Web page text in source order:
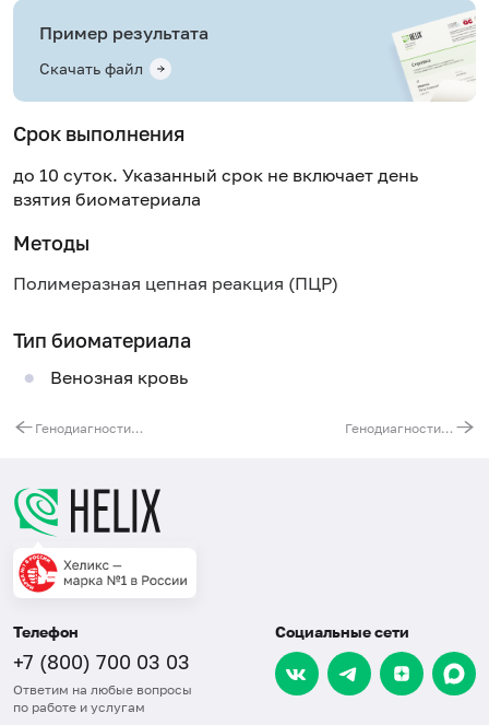
Пример результата
Скачать файл
Срок выполнения
до 10 суток. Указанный срок не включает день
взятия биоматериала
Методы
Полимеразная цепная реакция (ПЦР)
Тип биоматериала
Венозная кровь
Генодиагностика синдрома Ретта. Ген MECP2 Генодиагностика синдрома аутосомно-доминантной артериопатии (ЦАДАСИЛ). Ген NOTCH3
Телефон
+7 (800) 700 03 03
Ответим на любые вопросы
по работе и услугам
Социальные сети